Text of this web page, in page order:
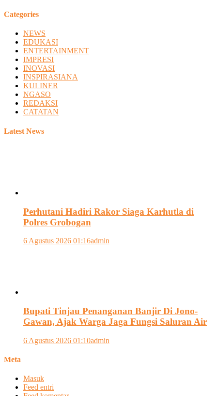
Categories
NEWS
EDUKASI
ENTERTAINMENT
IMPRESI
INOVASI
INSPIRASIANA
KULINER
NGASO
REDAKSI
CATATAN
Latest News
Perhutani Hadiri Rakor Siaga Karhutla di
Polres Grobogan
6 Agustus 2026 01:16admin
Bupati Tinjau Penanganan Banjir Di Jono-
Gawan, Ajak Warga Jaga Fungsi Saluran Air
6 Agustus 2026 01:10admin
Meta
Masuk
Feed entri